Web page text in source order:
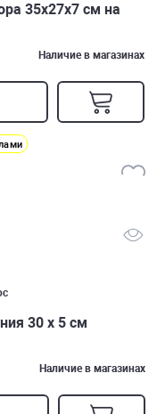
35х27х7 см на
Наличие в магазинах
30 х 5 см
Наличие в магазинах